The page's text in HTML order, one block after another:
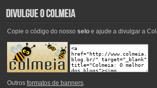
Copie o código do nosso seloe ajude a divulgar a
Outros formatos de banners.